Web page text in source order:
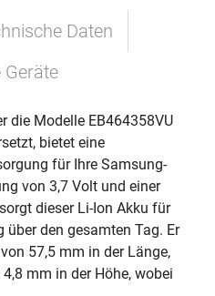
Daten
die Modelle EB464358VU
bietet eine
für Ihre Samsung-
von 3,7 Volt und einer
dieser Li-Ion Akku für
den gesamten Tag. Er
57,5 mm in der Länge,
mm in der Höhe, wobei